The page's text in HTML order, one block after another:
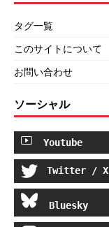
タグ一覧
このサイトについて
お問い合わせ
ソーシャル
Youtube
Twitter / X
Bluesky